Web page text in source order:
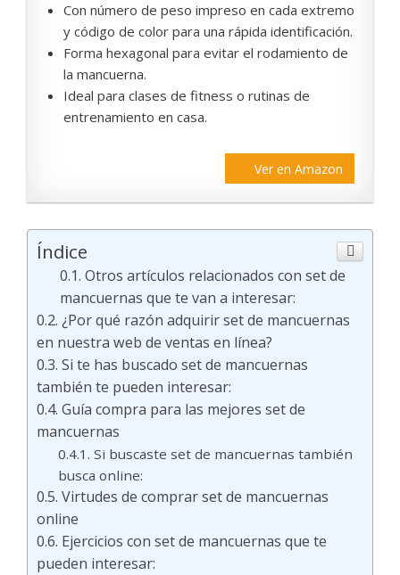
Con número de peso impreso en cada extremo
y código de color para una rápida identificación.
Forma hexagonal para evitar el rodamiento de
la mancuerna.
Ideal para clases de fitness o rutinas de
entrenamiento en casa.
Ver en Amazon
Índice
Otros artículos relacionados con set de
mancuernas que te van a interesar:
¿Por qué razón adquirir set de mancuernas
en nuestra web de ventas en línea?
Si te has buscado set de mancuernas
también te pueden interesar:
Guía compra para las mejores set de
mancuernas
Si buscaste set de mancuernas también
busca online:
Virtudes de comprar set de mancuernas
online
Ejercicios con set de mancuernas que te
pueden interesar: